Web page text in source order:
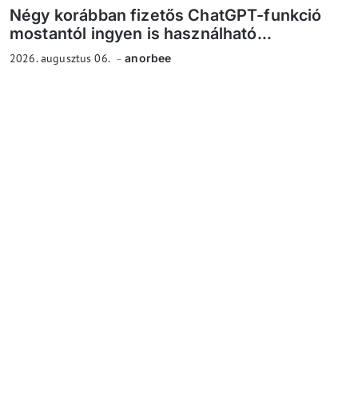
Négy korábban fizetős ChatGPT-funkció
mostantól ingyen is használható...
2026. augusztus 06. anorbee